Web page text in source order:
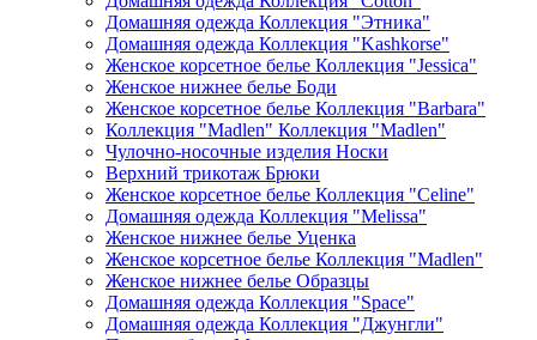
Домашняя одежда Коллекция "Этника"
Домашняя одежда Коллекция "Kashkorse"
Женское корсетное белье Коллекция "Jessica"
Женское нижнее белье Боди
Женское корсетное белье Коллекция "Barbara"
Коллекция "Madlen" Коллекция "Madlen"
Чулочно-носочные изделия Носки
Верхний трикотаж Брюки
Женское корсетное белье Коллекция "Celine"
Домашняя одежда Коллекция "Melissa"
Женское нижнее белье Уценка
Женское корсетное белье Коллекция "Madlen"
Женское нижнее белье Образцы
Домашняя одежда Коллекция "Space"
Домашняя одежда Коллекция "Джунгли"